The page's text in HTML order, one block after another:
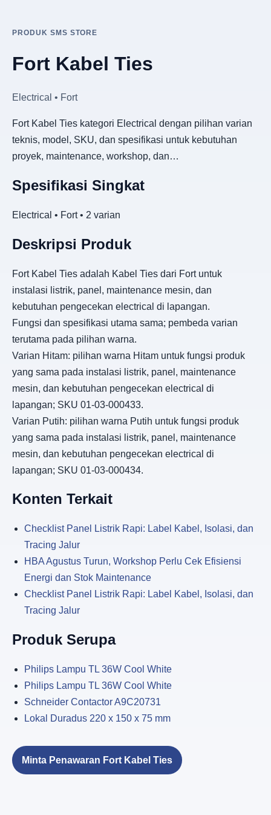
PRODUK SMS STORE
Fort Kabel Ties
Electrical • Fort
Fort Kabel Ties kategori Electrical dengan pilihan varian
teknis, model, SKU, dan spesifikasi untuk kebutuhan
proyek, maintenance, workshop, dan…
Spesifikasi Singkat
Electrical • Fort • 2 varian
Deskripsi Produk
Fort Kabel Ties adalah Kabel Ties dari Fort untuk
instalasi listrik, panel, maintenance mesin, dan
kebutuhan pengecekan electrical di lapangan.
Fungsi dan spesifikasi utama sama; pembeda varian
terutama pada pilihan warna.
Varian Hitam: pilihan warna Hitam untuk fungsi produk
yang sama pada instalasi listrik, panel, maintenance
mesin, dan kebutuhan pengecekan electrical di
lapangan; SKU 01-03-000433.
Varian Putih: pilihan warna Putih untuk fungsi produk
yang sama pada instalasi listrik, panel, maintenance
mesin, dan kebutuhan pengecekan electrical di
lapangan; SKU 01-03-000434.
Konten Terkait
Checklist Panel Listrik Rapi: Label Kabel, Isolasi, dan
Tracing Jalur
HBA Agustus Turun, Workshop Perlu Cek Efisiensi
Energi dan Stok Maintenance
Checklist Panel Listrik Rapi: Label Kabel, Isolasi, dan
Tracing Jalur
Produk Serupa
Philips Lampu TL 36W Cool White
Philips Lampu TL 36W Cool White
Schneider Contactor A9C20731
Lokal Duradus 220 x 150 x 75 mm
Minta Penawaran Fort Kabel Ties